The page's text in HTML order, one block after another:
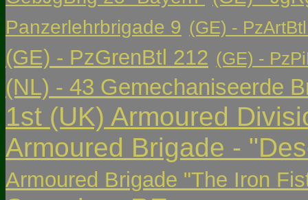
Panzerlehrbrigade 9 (GE) -
(GE) - PzGrenBtl 212 (GE) -
(NL) - 43 Gemechaniseerde
1st (UK) Armoured
Armoured Brigade -
Armoured Brigade "The Iron